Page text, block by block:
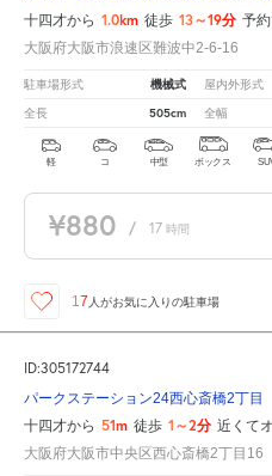
十四才から 1.0km 徒歩 13～19分 予
大阪府大阪市浪速区難波中2-6-16
駐車場形式 機械式 屋内外形式
全長 505cm 全幅
軽 コ 中型 ボックス
¥880 / 17 時間
17 人がお気に入りの駐車場
ID:305172744
パークステーション24西心斎橋2丁目
十四才から 51m 徒歩 1～2分 近くて
大阪府大阪市中央区西心斎橋2丁目16